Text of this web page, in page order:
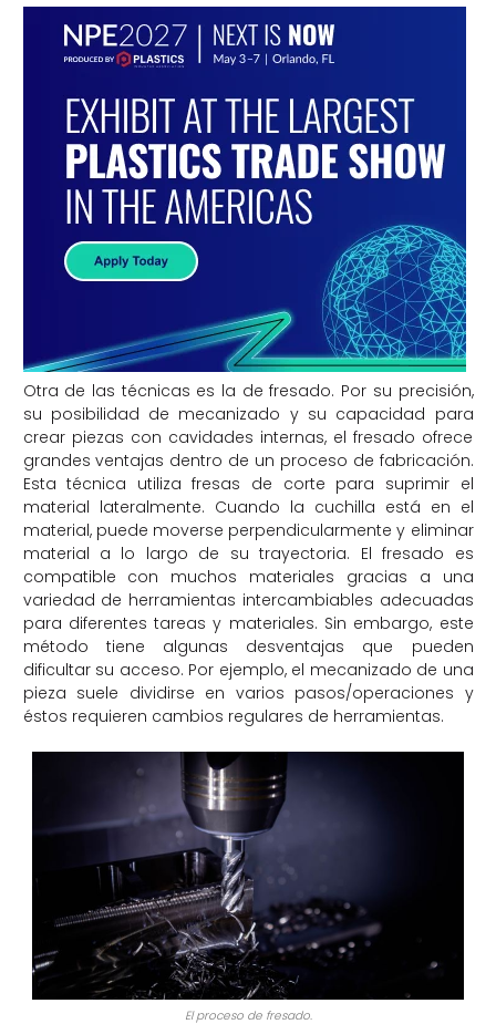
Otra de las técnicas es la de fresado. Por su precisión,
su posibilidad de mecanizado y su capacidad para
crear piezas con cavidades internas, el fresado ofrece
grandes ventajas dentro de un proceso de fabricación.
Esta técnica utiliza fresas de corte para suprimir el
material lateralmente. Cuando la cuchilla está en el
material, puede moverse perpendicularmente y eliminar
material a lo largo de su trayectoria. El fresado es
compatible con muchos materiales gracias a una
variedad de herramientas intercambiables adecuadas
para diferentes tareas y materiales. Sin embargo, este
método tiene algunas desventajas que pueden
dificultar su acceso. Por ejemplo, el mecanizado de una
pieza suele dividirse en varios pasos/operaciones y
éstos requieren cambios regulares de herramientas.
El proceso de fresado.